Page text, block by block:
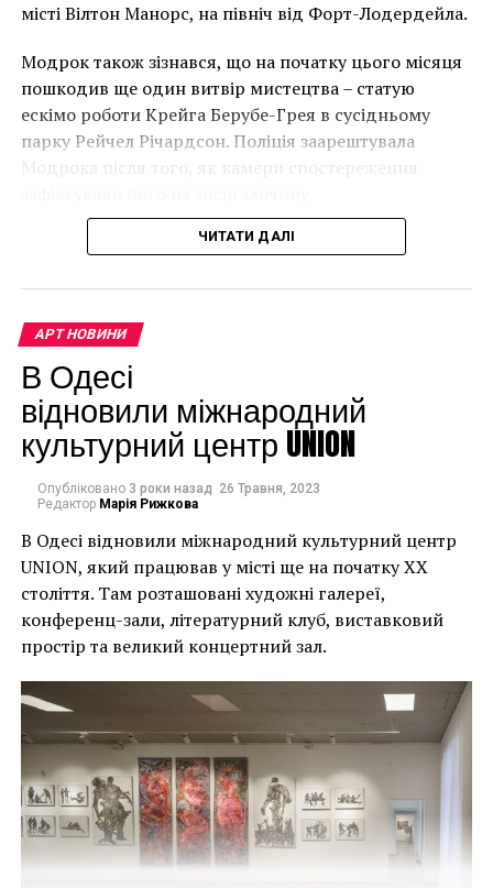
“Спочатку це було
неймовірно, але з
розвитком подій це
стало надзвичайно
впевнений, що Бенксі
усвідомлює
непередбачувані
наслідки для власників
будинків. Якби ми
могли повернути час
назад, ми б це
зробили”.
Хулігани, які намагалися зафарбувати мурал, злодії,
які відколювали зафарбовані фрагменти, щоб
продати їх у Facebook, тріщини в стіні та члени
окружної ради – це лише деякі з неприємностей, з
якими довелося зіткнутися Куттсам. Після крадіжки
їм довелося за власний кошт найняти охоронця,
який би наглядав за муралом вночі.
Єдиний вихід, кажуть Куттси, – це зняти 22-тонну
фреску, а для цього за останній місяць довелося
“зміцнити її 12 шарами смоли, скловолокна і
п’ятьма тоннами сталі, а також використовувати 40-
футовий кран, щоб забрати її”.
місті Вілтон Манорс, на північ від Форт-Лодердейла.
Модрок також зізнався, що на початку цього місяця
пошкодив ще один витвір мистецтва – статую
ескімо роботи Крейга Берубе-Грея в сусідньому
парку Рейчел Річардсон. Поліція заарештувала
Модрока після того, як камери спостереження
Хант Слонем “Thunderbunny”, 2022
Слонем, зі свого боку, вперше почув про акт
ЧИТАТИ ДАЛІ
АРТ НОВИНИ
В Одесі
відновили міжнародний
культурний центр UNION
Опубліковано 3 роки назад 26 Травня, 2023
Редактор Марія Рижкова
В Одесі відновили міжнародний культурний центр
UNION, який працював у місті ще на початку XX
століття. Там розташовані художні галереї,
конференц-зали, літературний клуб, виставковий
простір та великий концертний зал.